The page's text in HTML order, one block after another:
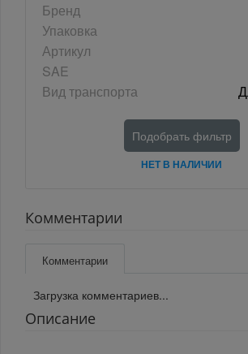
Бренд
Упаковка
Артикул
SAE
Вид транспорта
Подобрать фильтр
НЕТ В НАЛИЧИИ
Комментарии
Комментарии
Загрузка комментариев...
Описание